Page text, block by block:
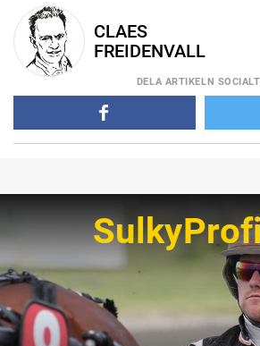
CLAES
FREIDENVALL
DELA ARTIKELN SOCIALT